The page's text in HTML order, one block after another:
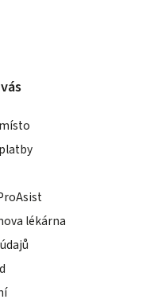
lékárna